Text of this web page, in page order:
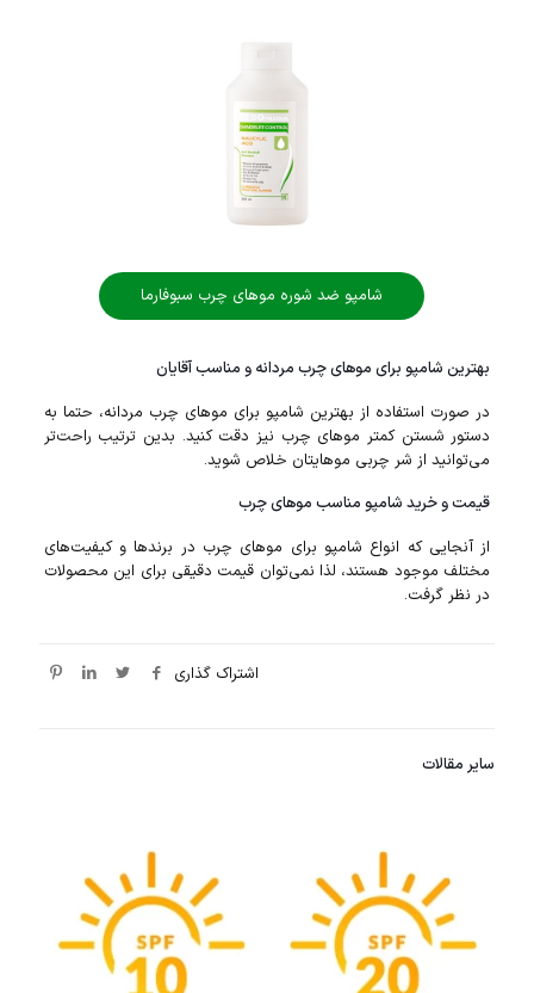
شامپو ضد شوره موهای چرب سبوفارما
بهترین شامپو برای موهای چرب مردانه و مناسب آقایان
در صورت استفاده از بهترین شامپو برای موهای چرب مردانه، حتما به
دستور شستن کمتر مو‌های چرب نیز دقت کنید. بدین ترتیب راحت‌تر
می‌توانید از شر چربی مو‌هایتان خلاص شوید.
قیمت و خرید شامپو مناسب مو‌های چرب
از آنجایی که انواع شامپو برای موهای چرب در برند‌ها و کیفیت‌های
مختلف موجود هستند، لذا نمی‌توان قیمت دقیقی برای این محصولات
در نظر گرفت.
اشتراک گذاری
سایر مقالات